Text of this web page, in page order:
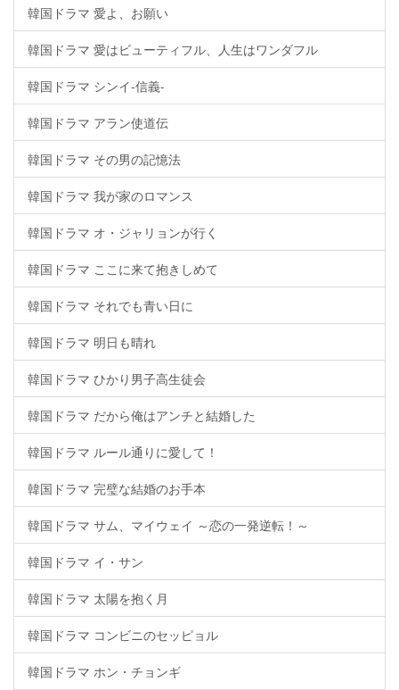
韓国ドラマ 愛よ、お願い
韓国ドラマ 愛はビューティフル、人生はワンダフル
韓国ドラマ シンイ-信義-
韓国ドラマ アラン使道伝
韓国ドラマ その男の記憶法
韓国ドラマ 我が家のロマンス
韓国ドラマ オ・ジャリョンが行く
韓国ドラマ ここに来て抱きしめて
韓国ドラマ それでも青い日に
韓国ドラマ 明日も晴れ
韓国ドラマ ひかり男子高生徒会
韓国ドラマ だから俺はアンチと結婚した
韓国ドラマ ルール通りに愛して！
韓国ドラマ 完璧な結婚のお手本
韓国ドラマ サム、マイウェイ ～恋の一発逆転！～
韓国ドラマ イ・サン
韓国ドラマ 太陽を抱く月
韓国ドラマ コンビニのセッピョル
韓国ドラマ ホン・チョンギ